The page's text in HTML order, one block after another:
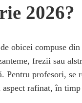
2026?
obicei compuse
frezii sau
profesori, se
rafinat, în